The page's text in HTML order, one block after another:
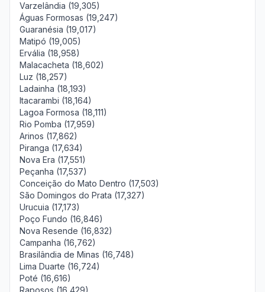
Varzelândia (19,305)
Águas Formosas (19,247)
Guaranésia (19,017)
Matipó (19,005)
Ervália (18,958)
Malacacheta (18,602)
Luz (18,257)
Ladainha (18,193)
Itacarambi (18,164)
Lagoa Formosa (18,111)
Rio Pomba (17,959)
Arinos (17,862)
Piranga (17,634)
Nova Era (17,551)
Peçanha (17,537)
Conceição do Mato Dentro (17,503)
São Domingos do Prata (17,327)
Urucuia (17,173)
Poço Fundo (16,846)
Nova Resende (16,832)
Campanha (16,762)
Brasilândia de Minas (16,748)
Lima Duarte (16,724)
Poté (16,616)
Raposos (16,429)